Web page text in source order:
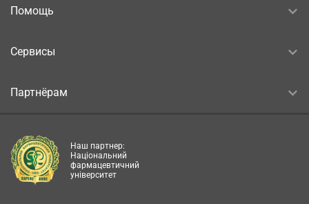
Помощь
Сервисы
Партнёрам
Наш партнер:
Національний
фармацевтичний
університет